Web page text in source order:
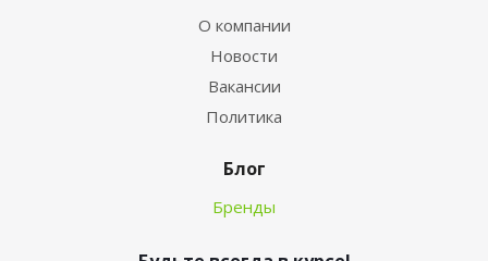
О компании
Новости
Вакансии
Политика
Блог
Бренды